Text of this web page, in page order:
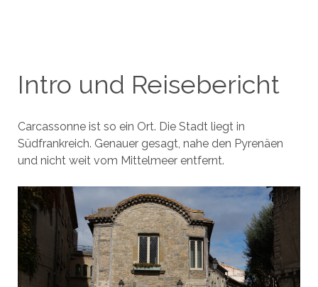
Intro und Reisebericht
Carcassonne ist so ein Ort. Die Stadt liegt in
Südfrankreich. Genauer gesagt, nahe den Pyrenäen
und nicht weit vom Mittelmeer entfernt.